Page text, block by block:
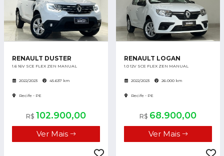
RENAULT DUSTER
1.6 16V SCE FLEX ZEN MANUAL
2022/2023 45.637 km
Recife - PE
R$ 102.900,00
Ver Mais
RENAULT LOGAN
1.0 12V SCE FLEX ZEN MANUAL
2022/2023 26.000 km
Recife - PE
R$ 68.900,00
Ver Mais